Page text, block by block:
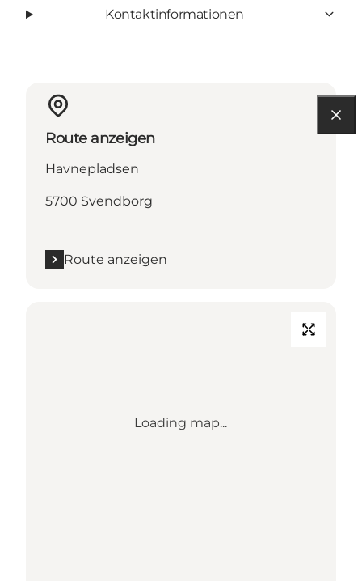
Kontaktinformationen
Route anzeigen
Havnepladsen
5700 Svendborg
Route anzeigen
Loading map...